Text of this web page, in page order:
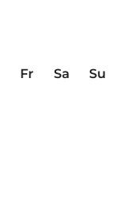
Fr Sa
Su